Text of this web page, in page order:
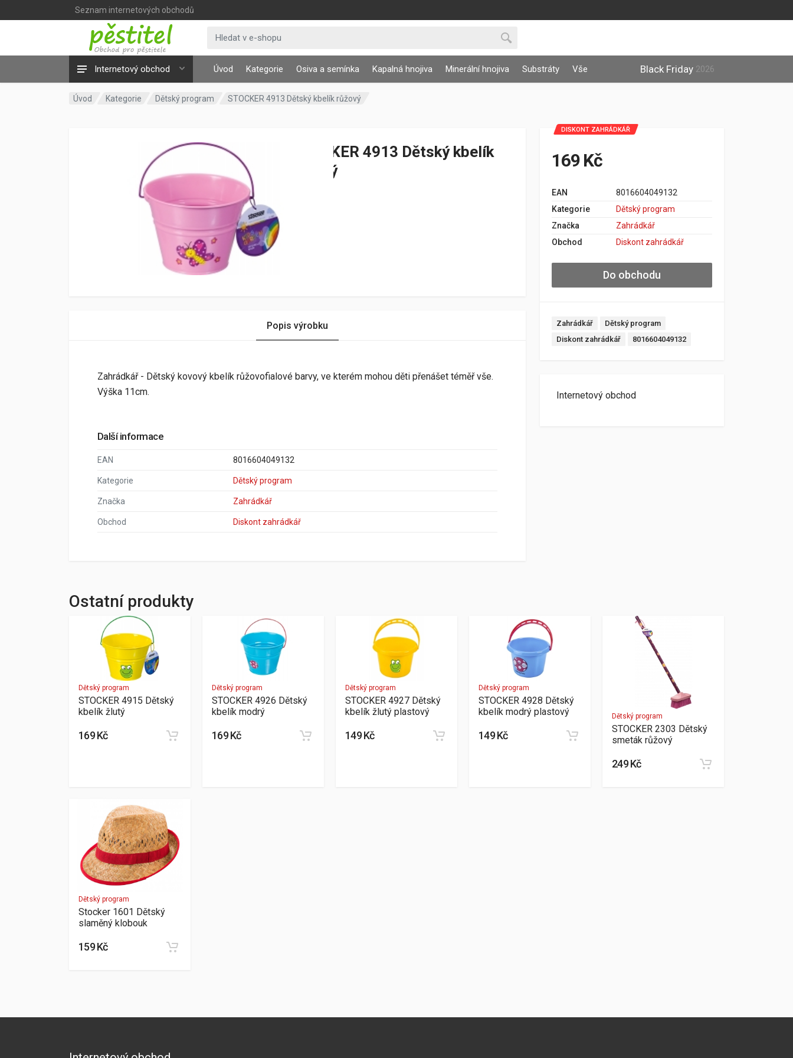
Seznam internetových obchodů
Internetový obchod Úvod Kategorie Osiva a semínka Kapalná hnojiva Minerální hnojiva Substráty Vše Black Friday 2026
Úvod Kategorie Dětský program STOCKER 4913 Dětský kbelík růžový
STOCKER 4913 Dětský kbelík
růžový
DISKONT ZAHRÁDKÁŘ
169 Kč
EAN
8016604049132
Kategorie
Dětský program
Značka
Zahrádkář
Obchod
Diskont zahrádkář
Do obchodu
Zahrádkář
Dětský program
Diskont zahrádkář
8016604049132
Internetový obchod
Popis výrobku
Zahrádkář - Dětský kovový kbelík růžovofialové barvy, ve kterém mohou děti přenášet téměř vše.
Výška 11cm.
Další informace
EAN 8016604049132
Kategorie Dětský program
Značka Zahrádkář
Obchod Diskont zahrádkář
Ostatní produkty
Dětský program
STOCKER 4915 Dětský
kbelík žlutý
169 Kč
Dětský program
STOCKER 4926 Dětský
kbelík modrý
169 Kč
Dětský program
STOCKER 4927 Dětský
kbelík žlutý plastový
149 Kč
Dětský program
STOCKER 4928 Dětský
kbelík modrý plastový
149 Kč
Dětský program
STOCKER 2303 Dětský
smeták růžový
249 Kč
Dětský program
Stocker 1601 Dětský
slaměný klobouk
159 Kč